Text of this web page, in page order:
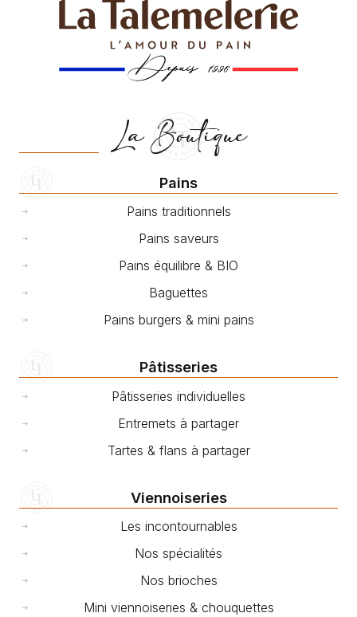
La Boutique
Pains
Pains traditionnels
Pains saveurs
Pains équilibre & BIO
Baguettes
Pains burgers & mini pains
Pâtisseries
Pâtisseries individuelles
Entremets à partager
Tartes & flans à partager
Viennoiseries
Les incontournables
Nos spécialités
Nos brioches
Mini viennoiseries & chouquettes